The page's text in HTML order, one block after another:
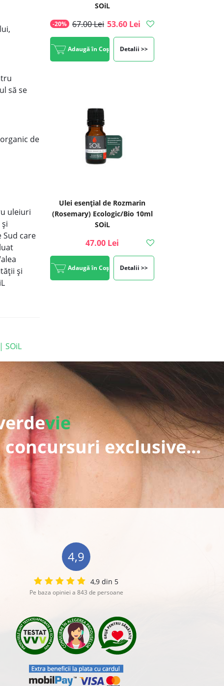
să se
de
uleiuri
Sud care
și
SOiL
SOiL
-20% 67.00 Lei 53.60 Lei
Adaugă în Coș Detalii >>
Ulei esenţial de Rozmarin
(Rosemary) Ecologic/Bio 10ml
SOiL
47.00 Lei
Adaugă în Coș Detalii >>
vie
exclusive...
4,9
4,9 din 5
Pe baza opiniei a 843 de persoane